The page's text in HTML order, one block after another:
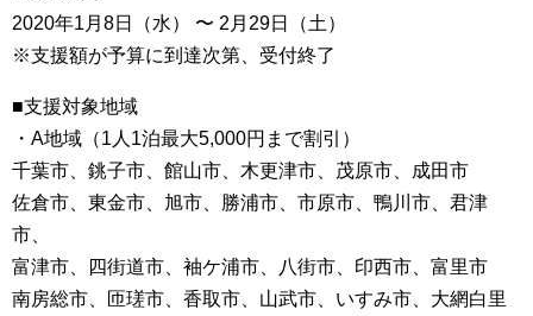
2020年1月8日（水） 〜 2月29日（土）
※支援額が予算に到達次第、受付終了
■支援対象地域
・A地域（1人1泊最大5,000円まで割引）
千葉市、銚子市、館山市、木更津市、茂原市、成田市
佐倉市、東金市、旭市、勝浦市、市原市、鴨川市、君津
市、
富津市、四街道市、袖ケ浦市、八街市、印西市、富里市
南房総市、匝瑳市、香取市、山武市、いすみ市、大網白里